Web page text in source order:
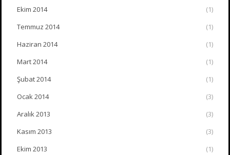
Ekim 2014
(1)
Temmuz 2014
(1)
Haziran 2014
(1)
Mart 2014
(1)
Şubat 2014
(1)
Ocak 2014
(3)
Aralık 2013
(3)
Kasım 2013
(3)
Ekim 2013
(1)